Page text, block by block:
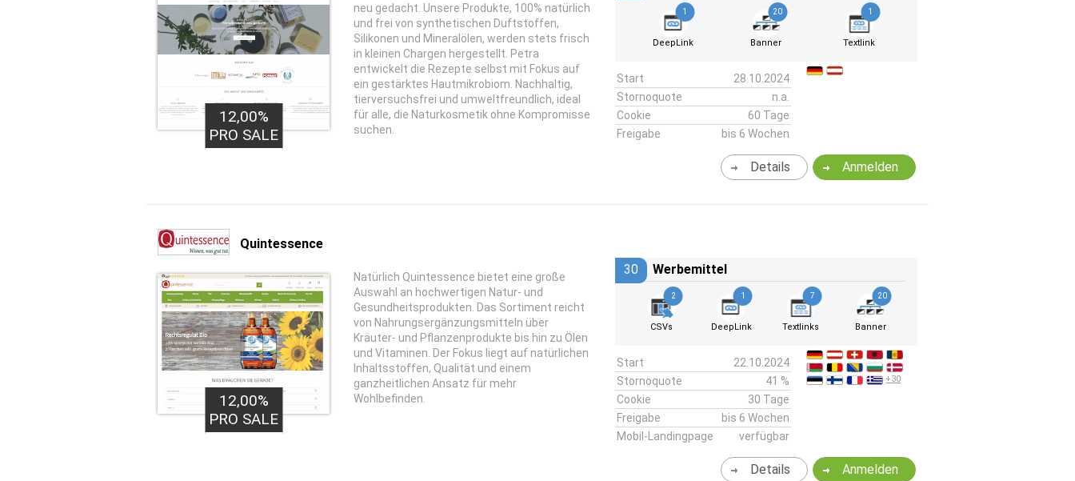
12,00%
PRO SALE
neu gedacht. Unsere Produkte, 100% natürlich
und frei von synthetischen Duftstoffen,
Silikonen und Mineralölen, werden stets frisch
in kleinen Chargen hergestellt. Petra
entwickelt die Rezepte selbst mit Fokus auf
ein gestärktes Hautmikrobiom. Nachhaltig,
tierversuchsfrei und umweltfreundlich, ideal
für alle, die Naturkosmetik ohne Kompromisse
suchen.
1
DeepLink
20
Banner
1
Textlink
Start
28.10.2024
Stornoquote
n.a.
Cookie
60 Tage
Freigabe
bis 6 Wochen
Anmelden
Details
Quintessence
12,00%
PRO SALE
Natürlich Quintessence bietet eine große
Auswahl an hochwertigen Natur- und
Gesundheitsprodukten. Das Sortiment reicht
von Nahrungsergänzungsmitteln über
Kräuter- und Pflanzenprodukte bis hin zu Ölen
und Vitaminen. Der Fokus liegt auf natürlichen
Inhaltsstoffen, Qualität und einem
ganzheitlichen Ansatz für mehr
Wohlbefinden.
30 Werbemittel
2
CSVs
1
DeepLink
7
Textlinks
20
Banner
Start
22.10.2024
Stornoquote
41 %
Cookie
30 Tage
Freigabe
bis 6 Wochen
Mobil-Landingpage
verfügbar
+30
Anmelden
Details